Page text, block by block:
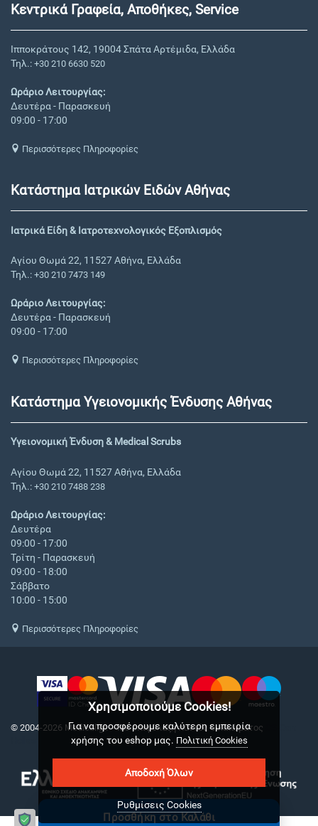
Προσθήκη στο Καλάθι
Κεντρικά Γραφεία, Αποθήκες, Service
Ιπποκράτους 142, 19004 Σπάτα Αρτέμιδα, Ελλάδα
Τηλ.: +30 210 6630 520
Ωράριο Λειτουργίας:
Δευτέρα - Παρασκευή
09:00 - 17:00
Περισσότερες Πληροφορίες
Κατάστημα Ιατρικών Ειδών Αθήνας
Ιατρικά Είδη & Ιατροτεχνολογικός Εξοπλισμός
Αγίου Θωμά 22, 11527 Αθήνα, Ελλάδα
Τηλ.: +30 210 7473 149
Ωράριο Λειτουργίας:
Δευτέρα - Παρασκευή
09:00 - 17:00
Περισσότερες Πληροφορίες
Κατάστημα Υγειονομικής Ένδυσης Αθήνας
Υγειονομική Ένδυση & Medical Scrubs
Αγίου Θωμά 22, 11527 Αθήνα, Ελλάδα
Τηλ.: +30 210 7488 238
Ωράριο Λειτουργίας:
Δευτέρα
09:00 - 17:00
Τρίτη - Παρασκευή
09:00 - 18:00
Σάββατο
10:00 - 15:00
Περισσότερες Πληροφορίες
© 2004-2026 Medical.gr. - Με επιφύλαξη παντός δικαιώματος
Χρησιμοποιούμε Cookies!
Για να προσφέρουμε καλύτερη εμπειρία
χρήσης του eshop μας. Πολιτική Cookies
Αποδοχή Όλων
Ρυθμίσεις Cookies